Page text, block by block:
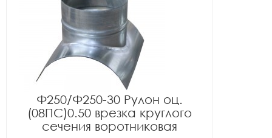
Ф250/Ф250-30 Рулон оц.
(08ПС)0.50 врезка круглого
сечения воротниковая